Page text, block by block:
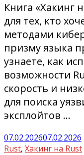
Книга «Хакинг
для тех, кто
методами
призму языка
узнаете, как
возможности
скорость и
для поиска
эксплойтов …
07.02.202607.02.2026
Rust, Хакинг на Rust